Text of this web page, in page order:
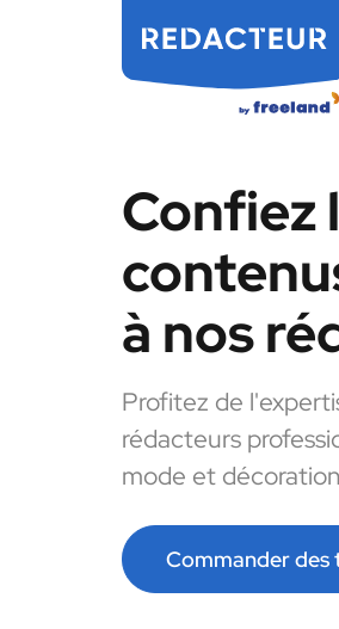
Confiez
à nos
Profitez de
rédacteurs
mode et
Commander des